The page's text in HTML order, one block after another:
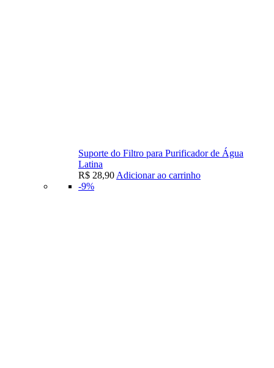
Suporte do Filtro para Purificador de Água
Latina
R$ 28,90 Adicionar ao carrinho
-9%